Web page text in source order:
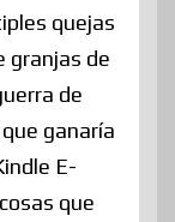
quejas
granjas de
de
ganaría
E-
que